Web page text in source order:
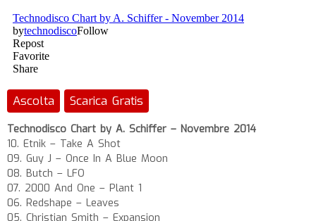
Ascolta Scarica Gratis
Technodisco Chart by A. Schiffer – Novembre 2014
10. Etnik – Take A Shot
09. Guy J – Once In A Blue Moon
08. Butch – LFO
07. 2000 And One – Plant 1
06. Redshape – Leaves
05. Christian Smith – Expansion